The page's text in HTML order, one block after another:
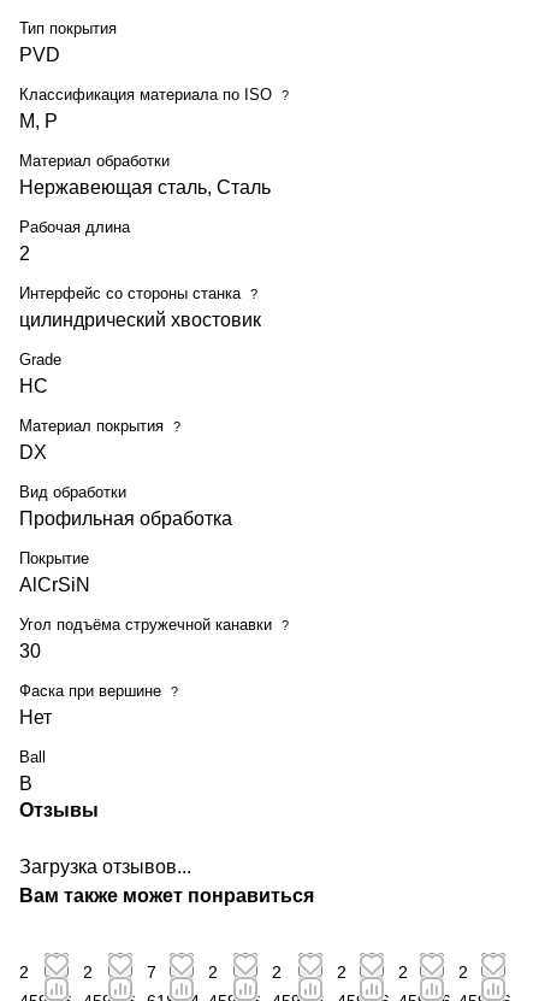
Тип покрытия
PVD
Классификация материала по ISO ?
M, P
Материал обработки
Нержавеющая сталь, Сталь
Рабочая длина
2
Интерфейс со стороны станка ?
цилиндрический хвостовик
Grade
HC
Материал покрытия ?
DX
Вид обработки
Профильная обработка
Покрытие
AlCrSiN
Угол подъёма стружечной канавки ?
30
Фаска при вершине ?
Нет
Ball
B
Отзывы
Загрузка отзывов...
Вам также может понравиться
2
2
7
2
2
2
2
2